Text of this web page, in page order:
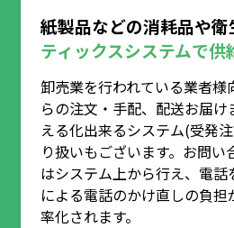
紙製品などの消耗品や衛
ティックスシステムで供
卸売業を行われている業者様
らの注文・手配、配送お届
える化出来るシステム(受発
り扱いもございます。お問
はシステム上から行え、電
による電話のかけ直しの負
率化されます。